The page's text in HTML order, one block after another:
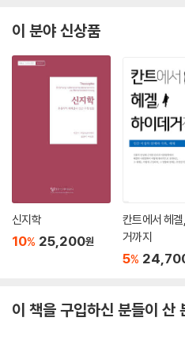
존재라는 사고를 수반하지 않으며, 자
―「옮긴이 해제」에서
“혐오는 무엇보다도 우리가 날마다
을 감추는 역할을 한다.” 그래서 너스
다는 이유로 가중 처벌하는 것에 반대
거나 유해한 행위를 비난해야 한다.
있다는 점에서 인간으로서 그들에 대
―「혐오와 우리의 동물적 육체」에서
목표를 향하는 경향이 있는 반면, 혐오
이 분야 신상품
신지학
10% 25,200원
칸트에서 헤
거까지
5%
이 책을 구입하신 분들이 산